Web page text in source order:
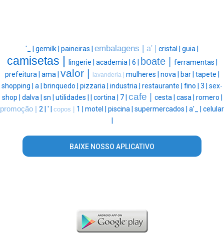
'_ | gemilk | paineiras | embalagens | a' | cristal | guia |
camisetas | lingerie | academia | 6 | boate |
ferramentas |
prefeitura | ama | valor | lavanderia | mulheres | nova | bar | tapete |
shopping | a | brinquedo | pizzaria | industria | restaurante | fino | 3 | sex-
shop | dalva | sn | utilidades | cortina | 7 | cafe | cesta | casa | romero |
promoção | 2 | ' | copos | 1 | motel | piscina | supermercados | a'_ | celular
BAIXE NOSSO APLICATIVO